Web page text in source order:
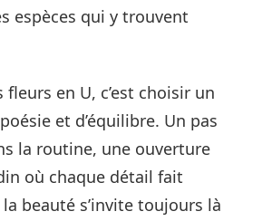
espèces qui y trouvent
en U, c’est choisir un
et d’équilibre. Un pas
la routine, une ouverture
où chaque détail fait
beauté s’invite toujours là